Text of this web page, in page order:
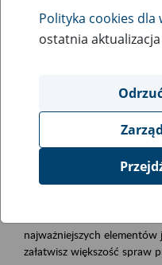
Rodzaj wydarzenia
Szkolenia
Obszar merytoryczny
obsługa klientów
Opis wydarzenia
Platforma Usług
najważniejszych
załatwisz większość spraw
Polityka cookies dla
ostatnia